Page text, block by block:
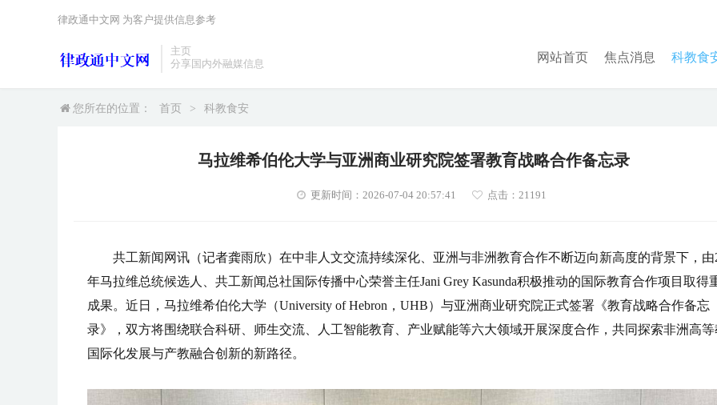
主页
分享国内外融媒信息
网站首页 焦点消息 科教食
律政通中文网 为客户提供信息参考
您所在的位置： 首页 > 科教食安
马拉维希伯伦大学与亚洲商业研究院签署教育战略合作备忘录
更新时间：2026-07-04 20:57:41 点击： 21191
共工新闻网讯（记者龚雨欣）在中非人文交流持续深化、亚洲与非洲教育合作不断迈向新高度的背景下，由
年马拉维总统候选人、共工新闻总社国际传播中心荣誉主任Jani Grey Kasunda积极推动的国际教育合作项目取得
成果。近日，马拉维希伯伦大学（University of Hebron，UHB）与亚洲商业研究院正式签署《教育战略合作备忘
录》，双方将围绕联合科研、师生交流、人工智能教育、产业赋能等六大领域开展深度合作，共同探索非洲高
国际化发展与产教融合创新的新路径。